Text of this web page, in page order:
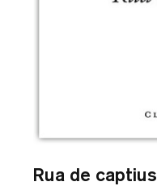
Rua de captius